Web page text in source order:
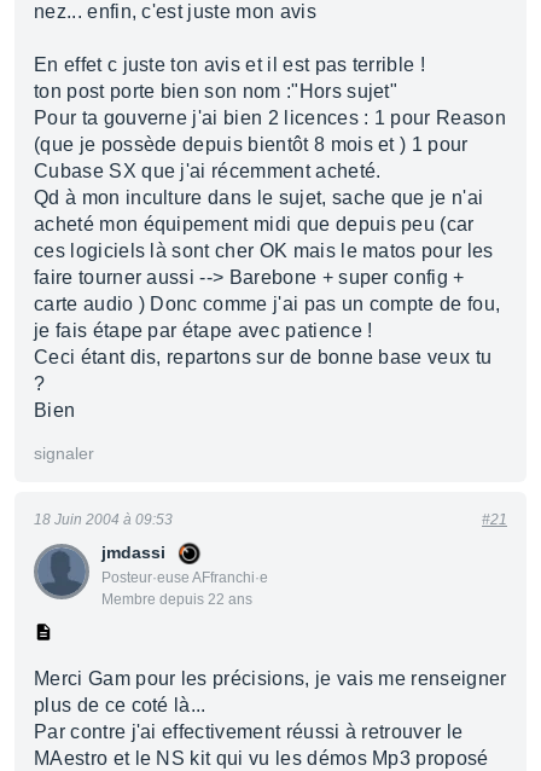
nez... enfin, c'est juste mon avis
En effet c juste ton avis et il est pas terrible !
ton post porte bien son nom :"Hors sujet"
Pour ta gouverne j'ai bien 2 licences : 1 pour Reason
(que je possède depuis bientôt 8 mois et ) 1 pour
Cubase SX que j'ai récemment acheté.
Qd à mon inculture dans le sujet, sache que je n'ai
acheté mon équipement midi que depuis peu (car
ces logiciels là sont cher OK mais le matos pour les
faire tourner aussi --> Barebone + super config +
carte audio ) Donc comme j'ai pas un compte de fou,
je fais étape par étape avec patience !
Ceci étant dis, repartons sur de bonne base veux tu
?
Bien
signaler
jmdassi
Posteur·euse AFfranchi·e
Membre depuis 22 ans
18 Juin 2004 à 09:53 #21
Merci Gam pour les précisions, je vais me renseigner
plus de ce coté là...
Par contre j'ai effectivement réussi à retrouver le
MAestro et le NS kit qui vu les démos Mp3 proposé